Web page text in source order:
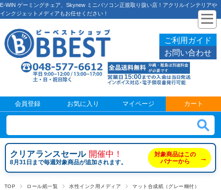
E-WIN ゲーミングチェア、Skynew ミニパソコン正規取り扱い店！アクリルインテリアや
インクジェットメディアもお任せください！
ご利用ガイド
お問い合わせ
会員登録 お気に入り マイページ カート
クリアランスセール 開催中！
8月31日まで毎週対象商品が追加されます。
対象商品はこの
バナーから
→
TOP ロール紙一覧 水性インク用メディア
マット合成紙（グレー糊付）